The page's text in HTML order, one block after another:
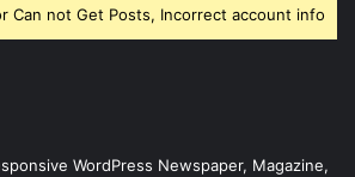
Can not Get Posts, Incorrect account info.
WordPress Newspaper, Magazine,